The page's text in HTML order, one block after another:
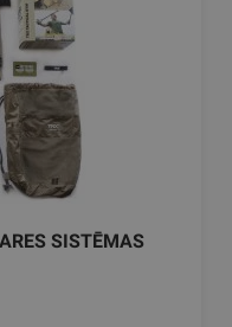
SISTĒMAS